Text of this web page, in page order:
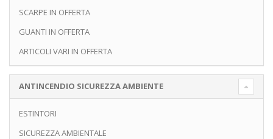
SCARPE IN OFFERTA
GUANTI IN OFFERTA
ARTICOLI VARI IN OFFERTA
ANTINCENDIO SICUREZZA AMBIENTE
ESTINTORI
SICUREZZA AMBIENTALE